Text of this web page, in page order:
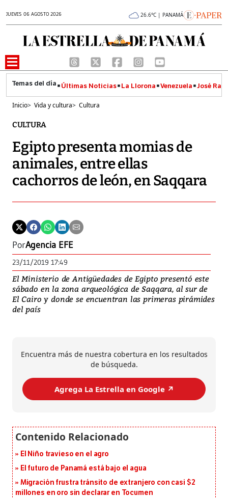
JUEVES 06 AGOSTO 2026 26.6°C | PANAMÁ
Últimas Noticias La Llorona Venezuela José
Inicio> Vida y cultura> Cultura
CULTURA
Egipto presenta momias de
animales, entre ellas
cachorros de león, en Saqqara
PorAgencia EFE
23/11/2019 17:49
El Ministerio de Antigüedades de Egipto presentó este
sábado en la zona arqueológica de Saqqara, al sur de
El Cairo y donde se encuentran las primeras pirámides
del país
Encuentra más de nuestra cobertura en los resultados
de búsqueda.
Agrega La Estrella en Google ↗️
El Niño travieso en el agro
El futuro de Panamá está bajo el agua
Migración frustra tránsito de extranjero con casi $2
millones en oro sin declarar en Tocumen